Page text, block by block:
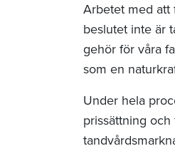
Arbetet med att
beslutet inte är
gehör för våra
som en
Under hela
prissättning